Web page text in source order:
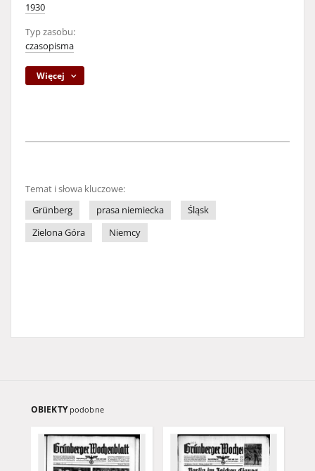
1930
Typ zasobu:
czasopisma
Więcej
Temat i słowa kluczowe:
Grünberg
prasa niemiecka
Śląsk
Zielona Góra
Niemcy
OBIEKTY podobne